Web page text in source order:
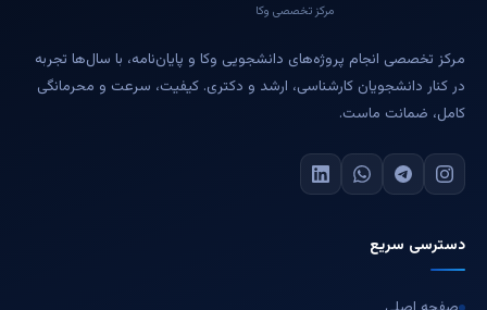
مرکز تخصصی وکا
مرکز تخصصی انجام پروژه‌های دانشجویی وکا و پایان‌نامه، با سال‌ها تجربه
در کنار دانشجویان کارشناسی، ارشد و دکتری. کیفیت، سرعت و محرمانگی
کامل، ضمانت ماست.
دسترسی سریع